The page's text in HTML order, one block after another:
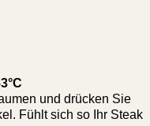
und drücken Sie
Fühlt sich so Ihr Steak